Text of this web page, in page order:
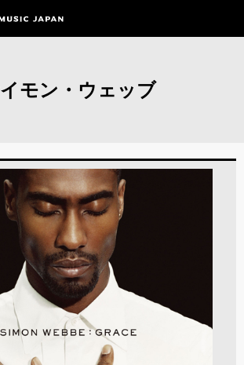
モン・ウェッブ